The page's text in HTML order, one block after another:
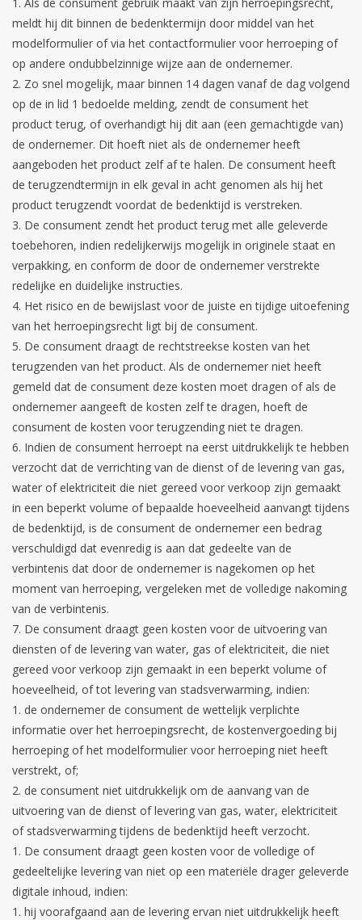
meldt hij dit binnen de bedenktermijn door middel van het
modelformulier of via het contactformulier voor herroeping of
op andere ondubbelzinnige wijze aan de ondernemer.
Zo snel mogelijk, maar binnen 14 dagen vanaf de dag volgend
op de in lid 1 bedoelde melding, zendt de consument het
product terug, of overhandigt hij dit aan (een gemachtigde van)
de ondernemer. Dit hoeft niet als de ondernemer heeft
aangeboden het product zelf af te halen. De consument heeft
de terugzendtermijn in elk geval in acht genomen als hij het
product terugzendt voordat de bedenktijd is verstreken.
De consument zendt het product terug met alle geleverde
toebehoren, indien redelijkerwijs mogelijk in originele staat en
verpakking, en conform de door de ondernemer verstrekte
redelijke en duidelijke instructies.
Het risico en de bewijslast voor de juiste en tijdige uitoefening
van het herroepingsrecht ligt bij de consument.
De consument draagt de rechtstreekse kosten van het
terugzenden van het product. Als de ondernemer niet heeft
gemeld dat de consument deze kosten moet dragen of als de
ondernemer aangeeft de kosten zelf te dragen, hoeft de
consument de kosten voor terugzending niet te dragen.
Indien de consument herroept na eerst uitdrukkelijk te hebben
verzocht dat de verrichting van de dienst of de levering van gas,
water of elektriciteit die niet gereed voor verkoop zijn gemaakt
in een beperkt volume of bepaalde hoeveelheid aanvangt tijdens
de bedenktijd, is de consument de ondernemer een bedrag
verschuldigd dat evenredig is aan dat gedeelte van de
verbintenis dat door de ondernemer is nagekomen op het
moment van herroeping, vergeleken met de volledige nakoming
van de verbintenis.
De consument draagt geen kosten voor de uitvoering van
diensten of de levering van water, gas of elektriciteit, die niet
gereed voor verkoop zijn gemaakt in een beperkt volume of
hoeveelheid, of tot levering van stadsverwarming, indien:
de ondernemer de consument de wettelijk verplichte
informatie over het herroepingsrecht, de kostenvergoeding bij
herroeping of het modelformulier voor herroeping niet heeft
verstrekt, of;
de consument niet uitdrukkelijk om de aanvang van de
uitvoering van de dienst of levering van gas, water, elektriciteit
of stadsverwarming tijdens de bedenktijd heeft verzocht.
De consument draagt geen kosten voor de volledige of
gedeeltelijke levering van niet op een materiële drager geleverde
digitale inhoud, indien:
hij voorafgaand aan de levering ervan niet uitdrukkelijk heeft